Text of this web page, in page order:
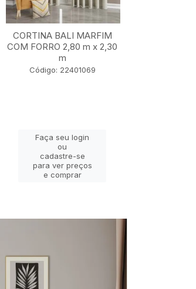
CORTINA BALI MARFIM
COM FORRO 2,80 m x 2,30
m
Código: 22401069
Faça seu login
ou
cadastre-se
para ver preços
e comprar